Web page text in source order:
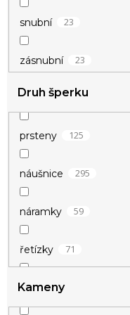
fialová 16
hnědá 4
champagne
modrá 53
okrová
oranžová 9
perleťová
přírodní
snubní 23
zásnubní 23
Druh šperku
prsteny 125
náušnice 295
náramky 59
řetízky 71
náhrdelníky
Kameny